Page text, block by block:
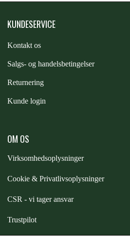
PREMIER EQUINE
KUNDESERVICE
Kontakt os
Salgs- og handelsbetingelser
Returnering
Kunde login
OM OS
Virksomhedsoplysninger
Cookie & Privatlivsoplysninger
CSR - vi tager ansvar
Trustpilot